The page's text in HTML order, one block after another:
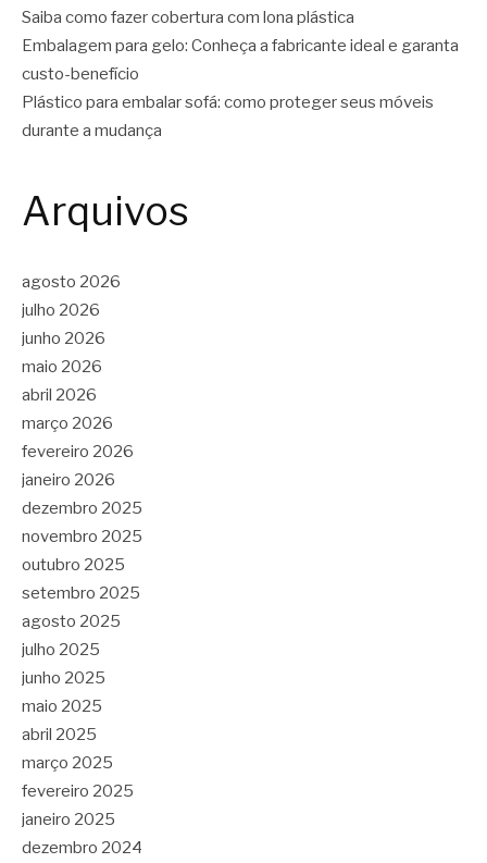
Saiba como fazer cobertura com lona plástica
Embalagem para gelo: Conheça a fabricante ideal e garanta
custo-benefício
Plástico para embalar sofá: como proteger seus móveis
durante a mudança
Arquivos
agosto 2026
julho 2026
junho 2026
maio 2026
abril 2026
março 2026
fevereiro 2026
janeiro 2026
dezembro 2025
novembro 2025
outubro 2025
setembro 2025
agosto 2025
julho 2025
junho 2025
maio 2025
abril 2025
março 2025
fevereiro 2025
janeiro 2025
dezembro 2024